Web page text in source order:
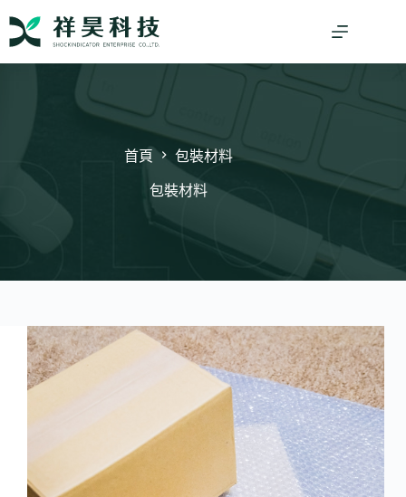
首頁 包裝材料
包裝材料